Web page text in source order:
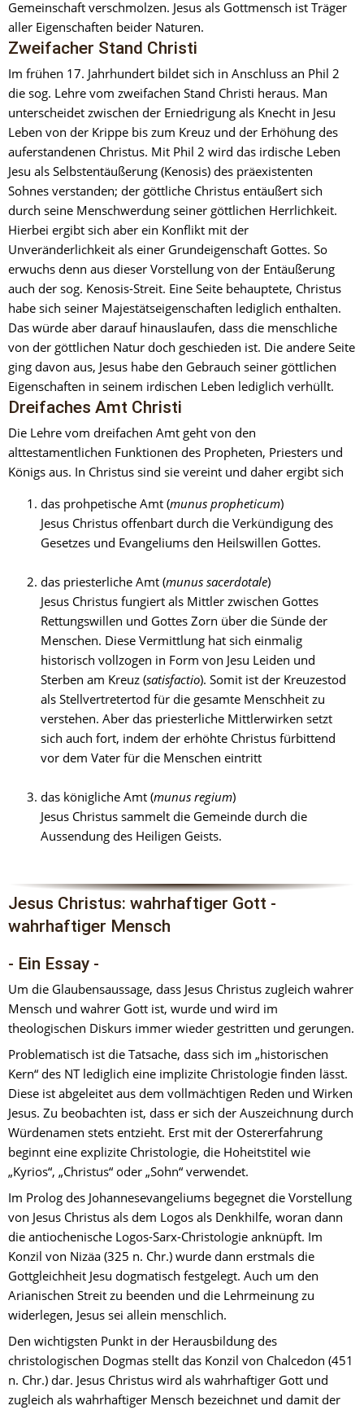
Gemeinschaft verschmolzen. Jesus als Gottmensch ist Träger
aller Eigenschaften beider Naturen.
Zweifacher Stand Christi
Im frühen 17. Jahrhundert bildet sich in Anschluss an Phil 2
die sog. Lehre vom zweifachen Stand Christi heraus. Man
unterscheidet zwischen der Erniedrigung als Knecht in Jesu
Leben von der Krippe bis zum Kreuz und der Erhöhung des
auferstandenen Christus. Mit Phil 2 wird das irdische Leben
Jesu als Selbstentäußerung (Kenosis) des präexistenten
Sohnes verstanden; der göttliche Christus entäußert sich
durch seine Menschwerdung seiner göttlichen Herrlichkeit.
Hierbei ergibt sich aber ein Konflikt mit der
Unveränderlichkeit als einer Grundeigenschaft Gottes. So
erwuchs denn aus dieser Vorstellung von der Entäußerung
auch der sog. Kenosis-Streit. Eine Seite behauptete, Christus
habe sich seiner Majestätseigenschaften lediglich enthalten.
Das würde aber darauf hinauslaufen, dass die menschliche
von der göttlichen Natur doch geschieden ist. Die andere Seite
ging davon aus, Jesus habe den Gebrauch seiner göttlichen
Eigenschaften in seinem irdischen Leben lediglich verhüllt.
Dreifaches Amt Christi
Die Lehre vom dreifachen Amt geht von den
alttestamentlichen Funktionen des Propheten, Priesters und
Königs aus. In Christus sind sie vereint und daher ergibt sich
das prohpetische Amt (munus propheticum)
Jesus Christus offenbart durch die Verkündigung des
Gesetzes und Evangeliums den Heilswillen Gottes.
das priesterliche Amt (munus sacerdotale)
Jesus Christus fungiert als Mittler zwischen Gottes
Rettungswillen und Gottes Zorn über die Sünde der
Menschen. Diese Vermittlung hat sich einmalig
historisch vollzogen in Form von Jesu Leiden und
Sterben am Kreuz (satisfactio). Somit ist der Kreuzestod
als Stellvertretertod für die gesamte Menschheit zu
verstehen. Aber das priesterliche Mittlerwirken setzt
sich auch fort, indem der erhöhte Christus fürbittend
vor dem Vater für die Menschen eintritt
das königliche Amt (munus regium)
Jesus Christus sammelt die Gemeinde durch die
Aussendung des Heiligen Geists.
Jesus Christus: wahrhaftiger Gott -
wahrhaftiger Mensch
- Ein Essay -
Um die Glaubensaussage, dass Jesus Christus zugleich wahrer
Mensch und wahrer Gott ist, wurde und wird im
theologischen Diskurs immer wieder gestritten und gerungen.
Problematisch ist die Tatsache, dass sich im „historischen
Kern“ des NT lediglich eine implizite Christologie finden lässt.
Diese ist abgeleitet aus dem vollmächtigen Reden und Wirken
Jesus. Zu beobachten ist, dass er sich der Auszeichnung durch
Würdenamen stets entzieht. Erst mit der Ostererfahrung
beginnt eine explizite Christologie, die Hoheitstitel wie
„Kyrios“, „Christus“ oder „Sohn“ verwendet.
Im Prolog des Johannesevangeliums begegnet die Vorstellung
von Jesus Christus als dem Logos als Denkhilfe, woran dann
die antiochenische Logos-Sarx-Christologie anknüpft. Im
Konzil von Nizäa (325 n. Chr.) wurde dann erstmals die
Gottgleichheit Jesu dogmatisch festgelegt. Auch um den
Arianischen Streit zu beenden und die Lehrmeinung zu
widerlegen, Jesus sei allein menschlich.
Den wichtigsten Punkt in der Herausbildung des
christologischen Dogmas stellt das Konzil von Chalcedon (451
n. Chr.) dar. Jesus Christus wird als wahrhaftiger Gott und
zugleich als wahrhaftiger Mensch bezeichnet und damit der